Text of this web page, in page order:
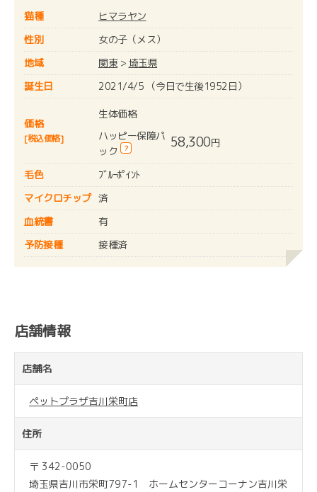
猫種
ヒマラヤン
性別
女の子（メス）
地域
関東> 埼玉県
誕生日
2021/4/5 （今日で生後1952日）
価格
[税込価格]
生体価格
ハッピー保障パ
ック
? 58,300円
毛色
ﾌﾞﾙｰﾎﾟｲﾝﾄ
マイクロチップ 済
血統書
有
予防接種
接種済
店舗情報
店舗名
ペットプラザ吉川栄町店
住所
〒 342-0050
埼玉県吉川市栄町797-1 ホームセンターコーナン吉川栄